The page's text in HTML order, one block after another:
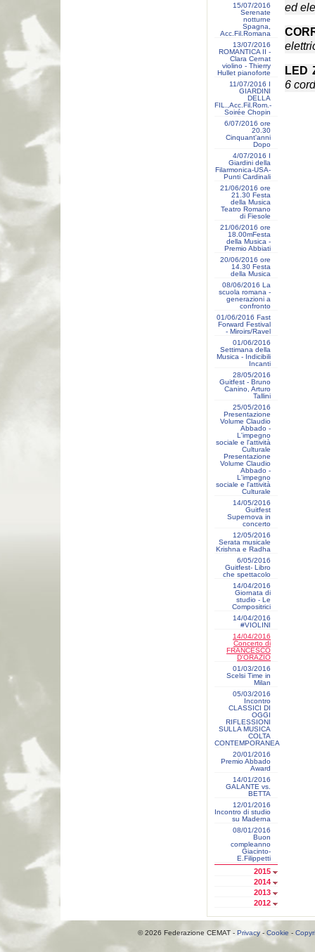
15/07/2016
Serenate
notturne
Spagna,
Acc.Fil.Romana
13/07/2016
ROMANTICA II -
Clara Cernat
violino - Thierry
Hullet pianoforte
11/07/2016 I
GIARDINI
DELLA
FIL.,Acc.Fil.Rom.-
Soirée Chopin
6/07/2016 ore
20.30
Cinquant'anni
Dopo
4/07/2016 I
Giardini della
Filarmonica-USA-
Punti Cardinali
21/06/2016 ore
21.30 Festa
della Musica
Teatro Romano
di Fiesole
21/06/2016 ore
18.00mFesta
della Musica -
Premio Abbiati
20/06/2016 ore
14.30 Festa
della Musica
08/06/2016 La
scuola romana -
generazioni a
confronto
01/06/2016 Fast
Forward Festival
- Miroirs/Ravel
01/06/2016
Settimana della
Musica - Indicibili
Incanti
28/05/2016
Guitfest - Bruno
Canino, Arturo
Tallini
25/05/2016
Presentazione
Volume Claudio
Abbado -
L'impegno
sociale e l'attività
Culturale
Presentazione
Volume Claudio
Abbado -
L'impegno
sociale e l'attività
Culturale
14/05/2016
Guitfest
Supernova in
concerto
12/05/2016
Serata musicale
Krishna e Radha
6/05/2016
Guitfest- Libro
che spettacolo
14/04/2016
Giornata di
studio - Le
Compositrici
14/04/2016
#VIOLINI
14/04/2016
Concerto di
FRANCESCO
D'ORAZIO
01/03/2016
Scelsi Time in
Milan
05/03/2016
Incontro
CLASSICI DI
OGGI
RIFLESSIONI
SULLA MUSICA
COLTA
CONTEMPORANEA
20/01/2016
Premio Abbado
Award
14/01/2016
GALANTE vs.
BETTA
12/01/2016
Incontro di studio
su Maderna
08/01/2016
Buon
compleanno
Giacinto-
E.Filippetti
2015
2014
2013
2012
ed
LED
6
© 2026 Federazione CEMAT - Privacy- Cookie -